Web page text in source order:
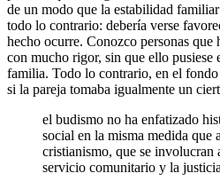
de un modo que la estabilidad
todo lo contrario: debería verse
hecho ocurre. Conozco personas
con mucho rigor, sin que ello pusiese
familia. Todo lo contrario, en el
si la pareja tomaba igualmente un
el budismo no ha enfatizado
social en la misma medida que
cristianismo, que se involucran
servicio comunitario y la